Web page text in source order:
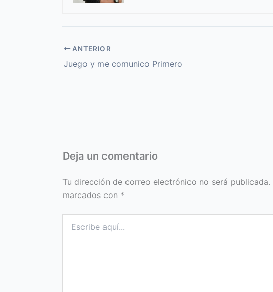
ANTERIOR
Juego y me comunico Primero
Deja un comentario
Tu dirección de correo electrónico no será publicada.
marcados con *
aquí...